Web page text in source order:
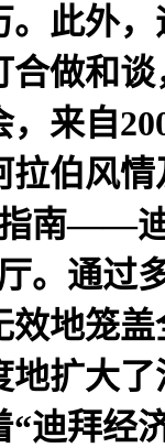
。此外
做和
来自
伯风
指南——
。通过
地笼盖
地扩大
迪拜经